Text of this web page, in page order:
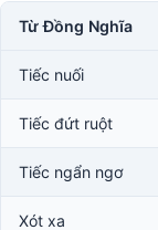
Từ Đồng Nghĩa
Tiếc nuối
Tiếc đứt ruột
Tiếc ngẩn ngơ
Xót xa